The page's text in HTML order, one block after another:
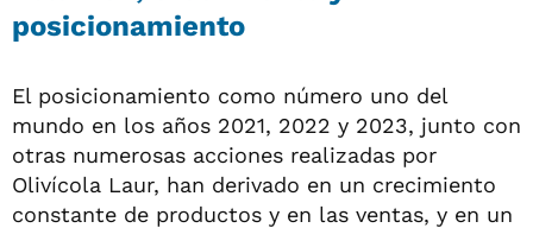
posicionamiento
El posicionamiento como número uno del
mundo en los años 2021, 2022 y 2023, junto con
otras numerosas acciones realizadas por
Olivícola Laur, han derivado en un crecimiento
constante de productos y en las ventas, y en un